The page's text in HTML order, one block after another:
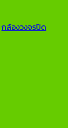
กล้องวงจรปิด